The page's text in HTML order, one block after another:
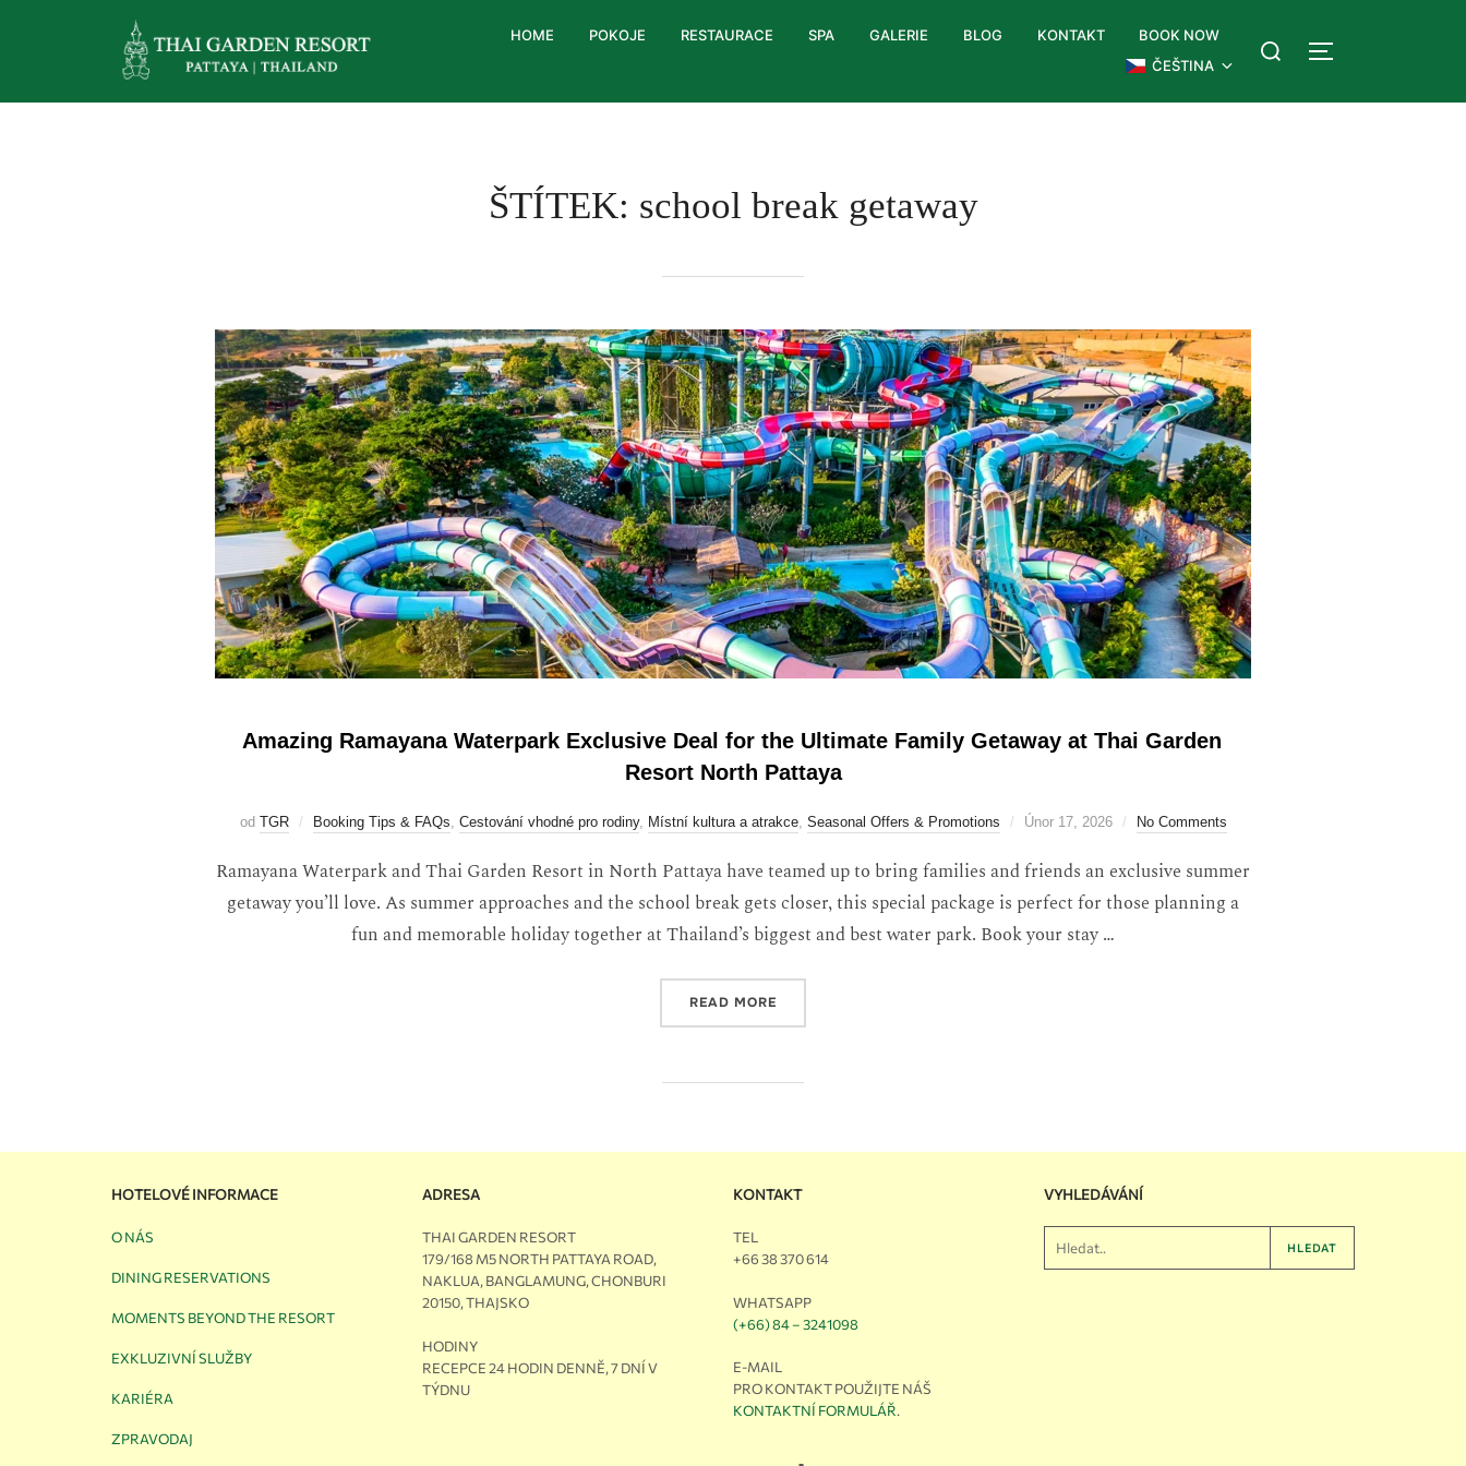
HOME POKOJE RESTAURACE SPA GALERIE BLOG KONTAKT
BOOK NOW
ČEŠTINA
ŠTÍTEK: school break getaway
Amazing Ramayana Waterpark Exclusive Deal for the Ultimate Family Getaway at Thai Garden
Resort North Pattaya
od TGR Booking Tips & FAQs Cestování vhodné pro rodiny, Místní kultura a atrakce, Seasonal Offers & Promotions Únor 17, 2026 No Comments
Ramayana Waterpark and Thai Garden Resort in North Pattaya have teamed up to bring families and friends an exclusive summer
getaway you’ll love. As summer approaches and the school break gets closer, this special package is perfect for those planning a
fun and memorable holiday together at Thailand’s biggest and best water park. Book your stay …
READ MORE
HOTELOVÉ INFORMACE
O NÁS
DINING RESERVATIONS
MOMENTS BEYOND THE RESORT
EXKLUZIVNÍ SLUŽBY
KARIÉRA
ZPRAVODAJ
ADRESA
THAI GARDEN RESORT
179/168 M5 NORTH PATTAYA ROAD,
NAKLUA, BANGLAMUNG, CHONBURI
20150, THAJSKO
HODINY
RECEPCE 24 HODIN DENNĚ, 7 DNÍ V
TÝDNU
KONTAKT
TEL
+66 38 370 614
WHATSAPP
(+66) 84 – 3241098
E-MAIL
PRO KONTAKT POUŽIJTE NÁŠ
KONTAKTNÍ FORMULÁŘ.
VYHLEDÁVÁNÍ
HLEDAT